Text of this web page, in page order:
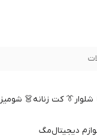
شلوار👔 کت زنانه👗 شومیز
دیجیتالمگ